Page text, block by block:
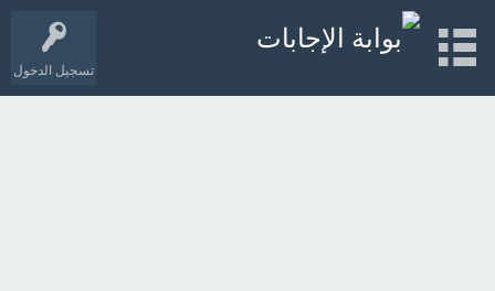
تسجيل الدخول